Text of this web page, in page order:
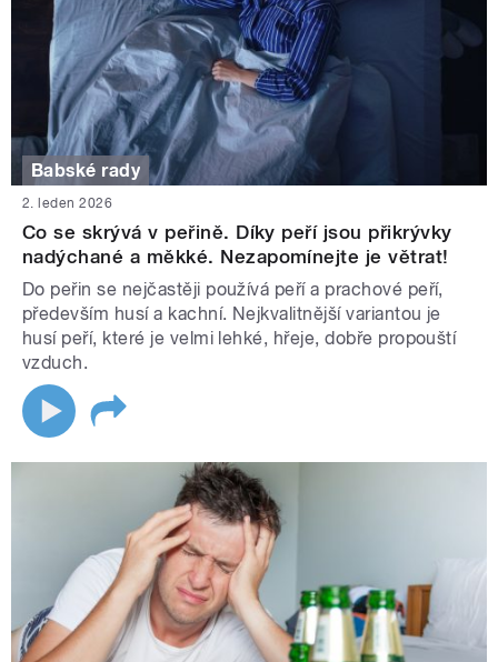
Babské rady
2. leden 2026
Co se skrývá v peřině. Díky peří jsou přikrývky
nadýchané a měkké. Nezapomínejte je větrat!
Do peřin se nejčastěji používá peří a prachové peří,
především husí a kachní. Nejkvalitnější variantou je
husí peří, které je velmi lehké, hřeje, dobře propouští
vzduch.